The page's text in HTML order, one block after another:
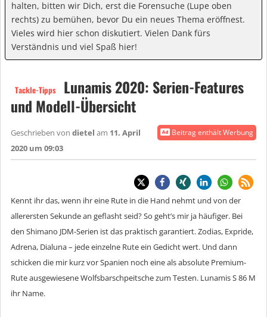
halten, bitten wir Dich, erst die Forensuche (Lupe oben
rechts) zu bemühen, bevor Du ein neues Thema eröffnest.
Vieles wird hier schon diskutiert. Vielen Dank fürs
Verständnis und viel Spaß hier!
Tackle-Tipps
Lunamis 2020: Serien-Features
und Modell-Übersicht
Beitrag enthält Werbung
Geschrieben von dietel am 11. April
2020 um 09:03
Kennt ihr das, wenn ihr eine Rute in die Hand nehmt und von der
allerersten Sekunde an geflasht seid? So geht’s mir ja häufiger. Bei
den Shimano JDM-Serien ist das praktisch garantiert. Zodias, Expride,
Adrena, Dialuna – jede einzelne Rute ein Gedicht wert. Und dann
schicken die mir kurz vor Spanien noch eine als absolute Premium-
Rute ausgewiesene Wolfsbarschpeitsche zum Testen. Lunamis S 86 M
ihr Name.